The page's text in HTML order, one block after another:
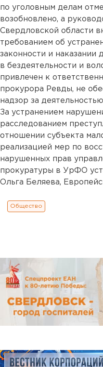
по уголовным делам
возобновлено, а
Свердловской области
требованием об
законности и наказании
в бездеятельности и
привлечен к
прокурора Ревды, не
надзор за
За устранением
расследованием
отношении субъекта
реализацией мер по
нарушенных прав
прокуратуры в УрФО
Ольга Беляева,
Общество